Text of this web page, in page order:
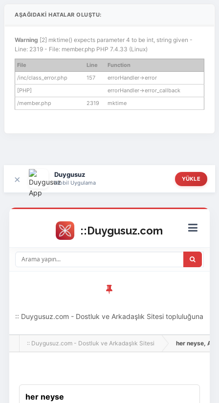
AŞAĞIDAKI HATALAR OLUŞTU:
Warning [2] mktime() expects parameter 4 to be int, string given -
Line: 2319 - File: member.php PHP 7.4.33 (Linux)
File Line
Function
/inc/class_error.php
157
errorHandler->error
[PHP]
errorHandler->error_callback
/member.php
2319 mktime
× Duygusuz
Mobil Uygulama
YÜKLE
:: Duygusuz.com - Dostluk ve Arkadaşlık Sitesi topluluğuna
hoş geldin ziyaretçi! Aramıza katılmak istersen kayıt
:: Duygusuz.com - Dostluk ve Arkadaşlık Sitesi her neyse,
her neyse